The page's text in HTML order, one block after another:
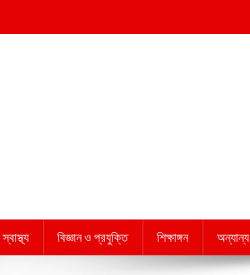
স্বাস্থ্য বিজ্ঞান ও প্রযুক্তি শিক্ষাঙ্গন অন্যান্য